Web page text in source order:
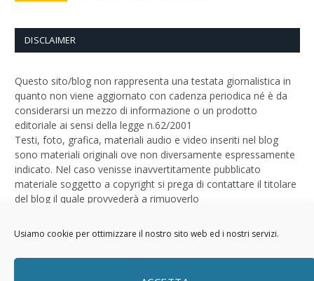
Usiamo cookie per ottimizzare il nostro sito web ed i nostri servizi.
DISCLAIMER
Questo sito/blog non rappresenta una testata giornalistica in
quanto non viene aggiornato con cadenza periodica né è da
considerarsi un mezzo di informazione o un prodotto
editoriale ai sensi della legge n.62/2001
Testi, foto, grafica, materiali audio e video inseriti nel blog
sono materiali originali ove non diversamente espressamente
indicato. Nel caso venisse inavvertitamente pubblicato
materiale soggetto a copyright si prega di contattare il titolare
del blog il quale provvederà a rimuoverlo
Logo bySizegraph